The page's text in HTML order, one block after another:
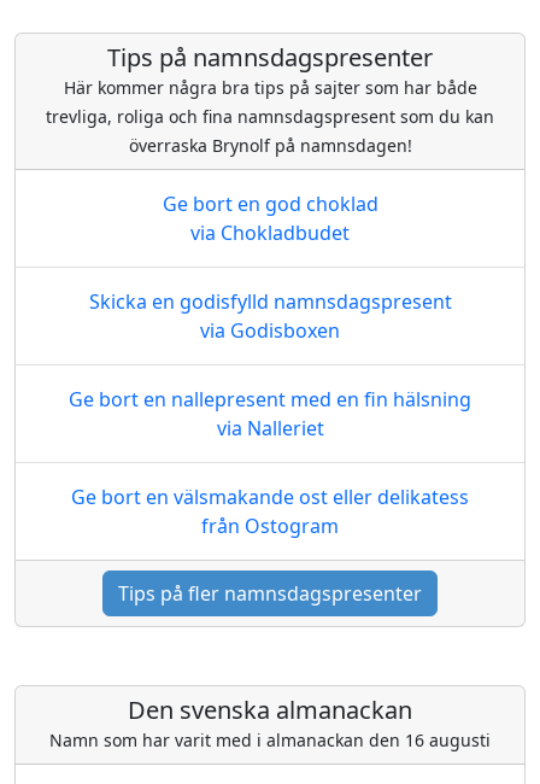
Tips på namnsdagspresenter
Här kommer några bra tips på sajter som har både
trevliga, roliga och fina namnsdagspresent som du kan
överraska Brynolf på namnsdagen!
Ge bort en god choklad
via Chokladbudet
Skicka en godisfylld namnsdagspresent
via Godisboxen
Ge bort en nallepresent med en fin hälsning
via Nalleriet
Ge bort en välsmakande ost eller delikatess
från Ostogram
Tips på fler namnsdagspresenter
Den svenska almanackan
Namn som har varit med i almanackan den 16 augusti